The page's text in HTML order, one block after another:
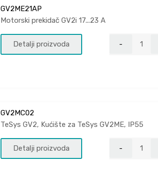
GV2ME21AP
Motorski prekidač GV2i 17...23 A
Detalji proizvoda
GV2MC02
TeSys GV2, Kućište za TeSys GV2ME, IP55
Detalji proizvoda